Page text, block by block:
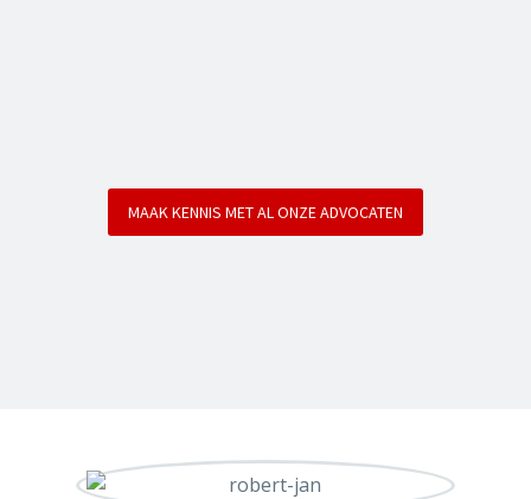
MAAK KENNIS MET AL ONZE ADVOCATEN